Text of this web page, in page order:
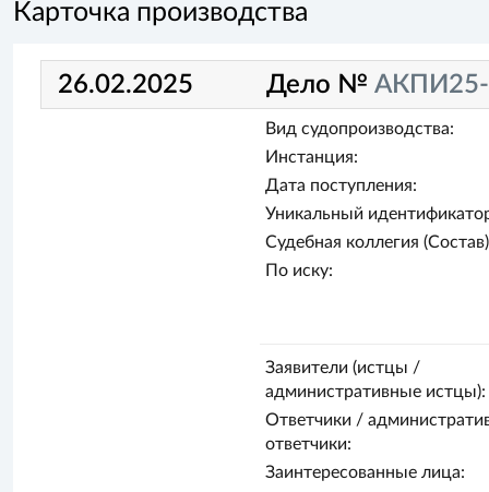
Карточка производства
26.02.2025 Дело №
Вид судопроизводства:
Инстанция:
Дата поступления:
Уникальный
Судебная коллегия
По иску:
Заявители (истцы /
административные истцы):
Ответчики /
ответчики:
Заинтересованные лица: